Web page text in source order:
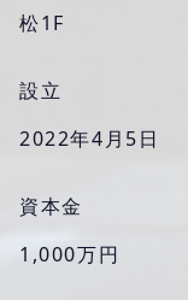
松1F
設立
2022年4月5日
資本金
1,000万円